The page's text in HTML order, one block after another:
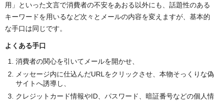
用」といった文言で消費者の不安をあおる以外にも、話題性のある
キーワードを用いるなど次々とメールの内容を変えますが、基本的
な手口は同じです。
よくある手口
消費者の関心を引いてメールを開かせ、
メッセージ内に仕込んだURLをクリックさせ、本物そっくりな偽
サイトへ誘導し、
クレジットカード情報やID、パスワード、暗証番号などの個人情